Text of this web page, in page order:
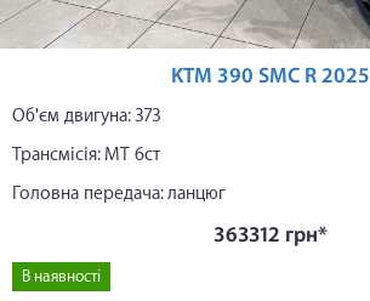
KTM 390 SMC R 2025
Об'єм двигуна: 373
Трансмісія: МТ 6ст
Головна передача: ланцюг
363312 грн*
В наявності